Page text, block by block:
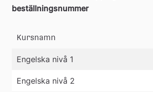
beställningsnummer
Litteraturlista grundläggande kurser
Kursnamn
Engelska nivå 1
Engelska nivå 2